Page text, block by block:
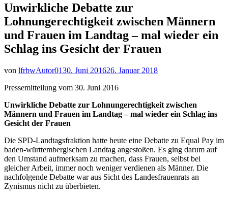
Unwirkliche Debatte zur
Lohnungerechtigkeit zwischen Männern
und Frauen im Landtag – mal wieder ein
Schlag ins Gesicht der Frauen
von lfrbwAutor0130. Juni 201626. Januar 2018
Pressemitteilung vom 30. Juni 2016
Unwirkliche Debatte zur Lohnungerechtigkeit zwischen
Männern und Frauen im Landtag – mal wieder ein Schlag ins
Gesicht der Frauen
Die SPD-Landtagsfraktion hatte heute eine Debatte zu Equal Pay im
baden-württembergischen Landtag angestoßen. Es ging darum auf
den Umstand aufmerksam zu machen, dass Frauen, selbst bei
gleicher Arbeit, immer noch weniger verdienen als Männer. Die
nachfolgende Debatte war aus Sicht des Landesfrauenrats an
Zynismus nicht zu überbieten.